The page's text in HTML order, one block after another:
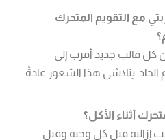
مع التقويم المتحرك
كل قالب جديد أقرب إلى
الحاد. يتلاشى هذا الشعور عادةً
أثناء الأكل؟
إزالته قبل كل وجبة وقبل